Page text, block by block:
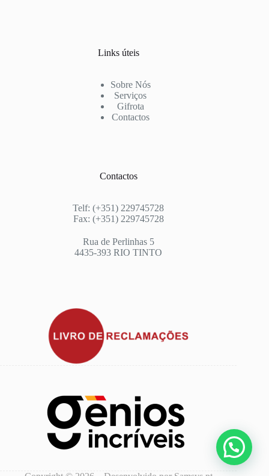
Links úteis
Sobre Nós
Serviços
Gifrota
Contactos
Contactos
Telf: (+351) 229745728
Fax: (+351) 229745728
Rua de Perlinhas 5
4435-393 RIO TINTO